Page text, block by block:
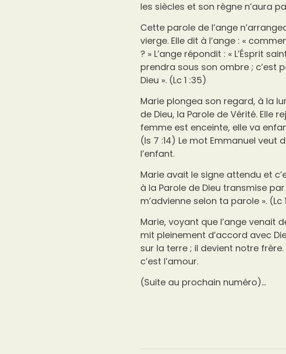
les siècles et son règne n’aura
Cette parole de l’ange
vierge. Elle dit à l’ange : «
? » L’ange répondit : « L’Ésprit
prendra sous son ombre ; c’est
Dieu ». (Lc 1 :35)
Marie plongea son regard, à la
de Dieu, la Parole de Vérité. Elle
femme est enceinte, elle va
(Is 7 :14) Le mot Emmanuel veut
l’enfant.
Marie avait le signe attendu et
à la Parole de Dieu transmise par
m’advienne selon ta parole ». (Lc
Marie, voyant que l’ange venait
mit pleinement d’accord avec
sur la terre ; il devient notre
c’est l’amour.
(Suite au prochain numéro)…